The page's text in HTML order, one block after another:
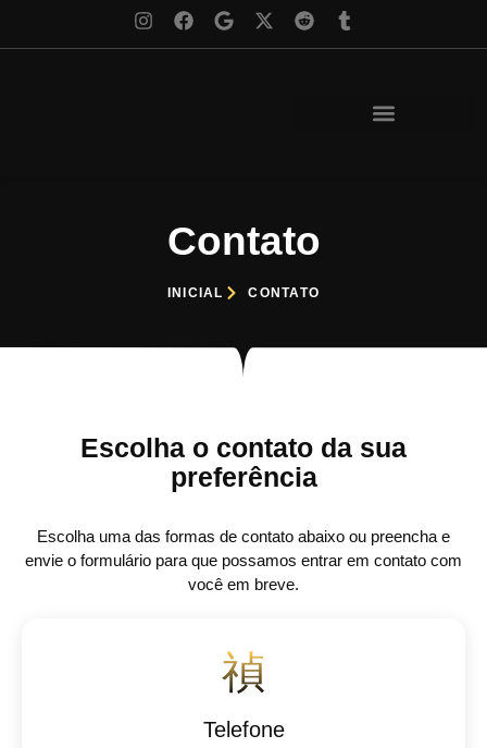
Contato
INICIAL CONTATO
Escolha o contato da sua
preferência
Escolha uma das formas de contato abaixo ou preencha e
envie o formulário para que possamos entrar em contato com
você em breve.
Telefone